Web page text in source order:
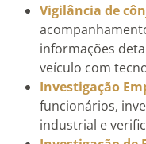
Vigilância de
informações
veículo com
Investigação
funcionários,
industrial e